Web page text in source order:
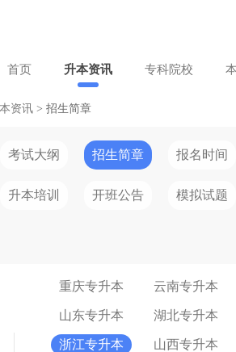
首页 升本资讯 专科院校
资讯 > 招生简章
考试大纲 招生简章 报名时间
升本培训 开班公告 模拟试题
重庆专升本 云南专升本
山东专升本 湖北专升本
浙江专升本 山西专升本